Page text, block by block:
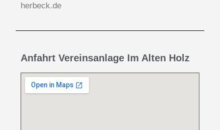
herbeck.de
Anfahrt Vereinsanlage Im Alten Holz